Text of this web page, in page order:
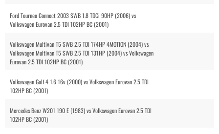
Ford Tourneo Connect 2003 SWB 1.8 TDCi 90HP (2006) vs
Volkswagen Eurovan 2.5 TDI 102HP BC (2001)
Volkswagen Multivan T5 SWB 2.5 TDI 174HP 4MOTION (2004) vs
Volkswagen Multivan T5 SWB 2.5 TDI 131HP (2004) vs Volkswagen
Eurovan 2.5 TDI 102HP BC (2001)
Volkswagen Golf 4 1.6 16v (2000) vs Volkswagen Eurovan 2.5 TDI
102HP BC (2001)
Mercedes Benz W201 190 E (1983) vs Volkswagen Eurovan 2.5 TDI
102HP BC (2001)